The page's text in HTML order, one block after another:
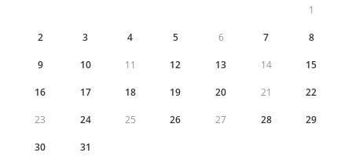
1
2 3 4 5 6 7 8
9 10 11 12 13 14 15
16 17 18 19 20 21 22
23 24 25 26 27 28 29
30 31